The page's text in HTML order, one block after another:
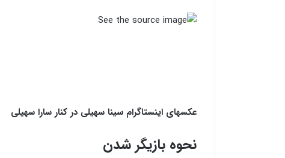
عکسهای اینستاگرام سینا سهیلی در کنار سارا سهیلی
نحوه بازیگر شدن